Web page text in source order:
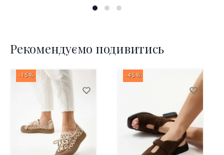
Рекомендуємо подивитись
-15% -45%